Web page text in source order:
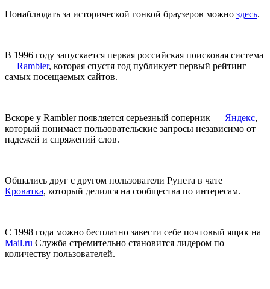
Понаблюдать за исторической гонкой браузеров можно здесь.
В 1996 году запускается первая российская поисковая система
— Rambler, которая спустя год публикует первый рейтинг
самых посещаемых сайтов.
Вскоре у Rambler появляется серьезный соперник — Яндекс,
который понимает пользовательские запросы независимо от
падежей и спряжений слов.
Общались друг с другом пользователи Рунета в чате
Кроватка, который делился на сообщества по интересам.
C 1998 года можно бесплатно завести себе почтовый ящик на
Mail.ru Служба стремительно становится лидером по
количеству пользователей.